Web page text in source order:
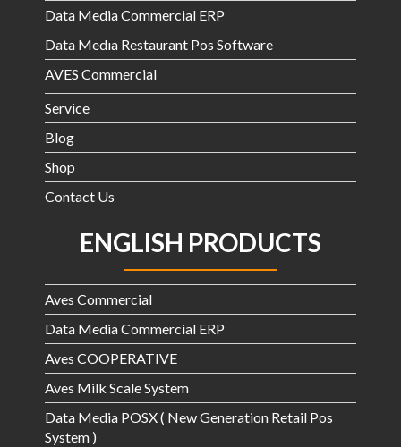
Data Media Commercial ERP
Data Medıa Restaurant Pos Software
AVES Commercial
Service
Blog
Shop
Contact Us
ENGLISH PRODUCTS
Aves Commercial
Data Media Commercial ERP
Aves COOPERATIVE
Aves Milk Scale System
Data Media POSX ( New Generation Retail Pos
System )